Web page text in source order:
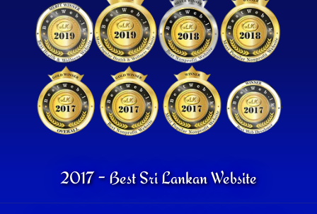
2017 - Best Sri Lankan Website